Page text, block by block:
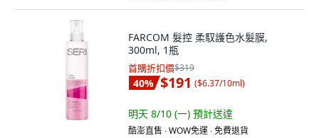
FARCOM 髮控 柔馭護色水髮膜,
300ml, 1瓶
首購折扣價$319
40% $191 ($6.37/10ml)
明天 8/10 (一) 預計送達
酷澎直售 ∙ WOW免運 ∙ 免費退貨